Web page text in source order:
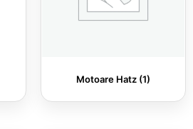
Motoare Hatz (1)